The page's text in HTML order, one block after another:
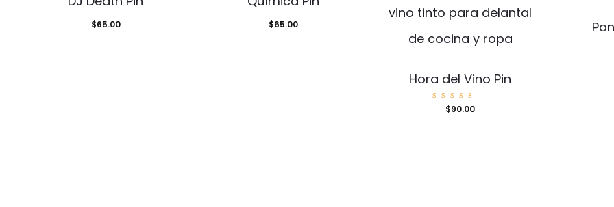
$65.00 $65.00
Hora del Vino Pin
Valorad
o con
$90.00